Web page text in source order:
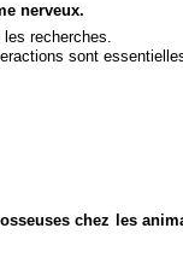
nerveux.
recherches.
sont
chez les